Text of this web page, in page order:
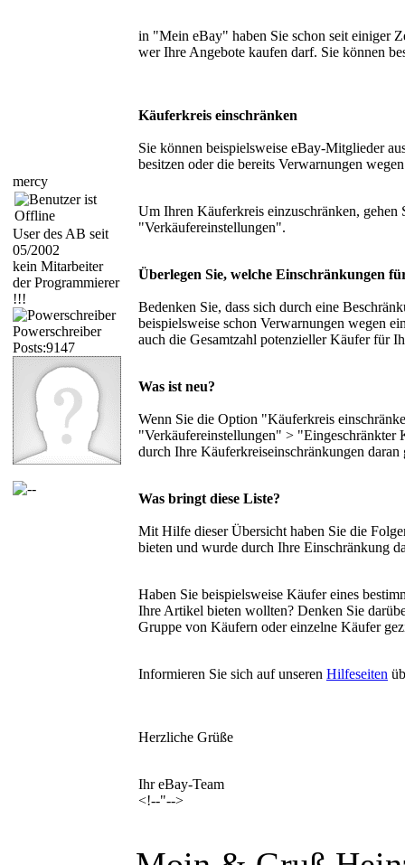
mercy
User des AB seit
05/2002
kein Mitarbeiter
der Programmierer
!!!
Powerschreiber
Posts:9147
in "Mein eBay" haben Sie schon seit einiger
wer Ihre Angebote kaufen darf. Sie können
Käuferkreis einschränken
Sie können beispielsweise eBay-Mitglieder
besitzen oder die bereits Verwarnungen
Um Ihren Käuferkreis einzuschränken,
"Verkäufereinstellungen".
Überlegen Sie, welche Einschränkungen
Bedenken Sie, dass sich durch eine
beispielsweise schon Verwarnungen wegen
auch die Gesamtzahl potenzieller Käufer für
Was ist neu?
Wenn Sie die Option "Käuferkreis
"Verkäufereinstellungen" > "Eingeschränkter
durch Ihre Käuferkreiseinschränkungen
Was bringt diese Liste?
Mit Hilfe dieser Übersicht haben Sie die
bieten und wurde durch Ihre Einschränkung
Haben Sie beispielsweise Käufer eines
Ihre Artikel bieten wollten? Denken Sie
Gruppe von Käufern oder einzelne Käufer
Informieren Sie sich auf unseren Hilfeseiten
Herzliche Grüße
Ihr eBay-Team
<!--"-->